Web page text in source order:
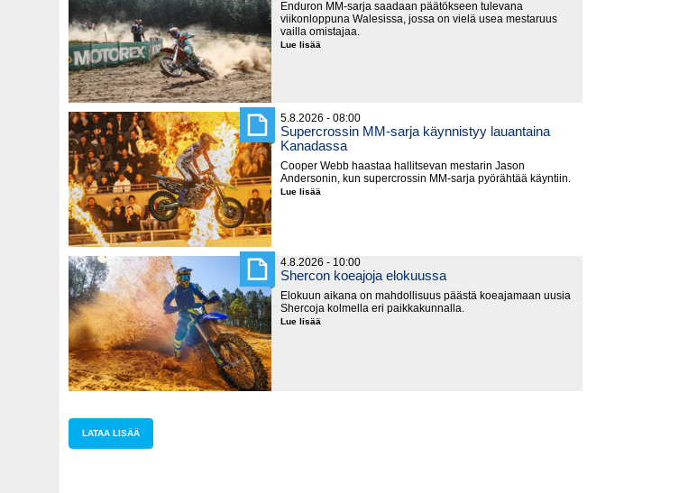
Enduron MM-sarja saadaan päätökseen tulevana
viikonloppuna Walesissa, jossa on vielä usea mestaruus
vailla omistajaa.
Lue lisää
5.8.2026 - 08:00
Supercrossin MM-sarja käynnistyy lauantaina
Kanadassa
Cooper Webb haastaa hallitsevan mestarin Jason
Andersonin, kun supercrossin MM-sarja pyörähtää käyntiin.
Lue lisää
4.8.2026 - 10:00
Shercon koeajoja elokuussa
Elokuun aikana on mahdollisuus päästä koeajamaan uusia
Shercoja kolmella eri paikkakunnalla.
Lue lisää
LATAA LISÄÄ